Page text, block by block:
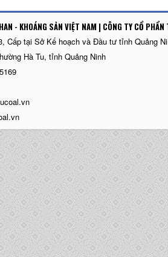
- KHOÁNG SẢN VIỆT NAM | CÔNG TY CỔ
Cấp tại Sở Kế hoạch và Đầu tư tỉnh Quảng
Hà Tu, tỉnh Quảng Ninh